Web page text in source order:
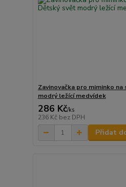
Zavinovačka pro miminko
modrý ležící medvídek
286 Kč/ks
236 Kč bez DPH
Přidat